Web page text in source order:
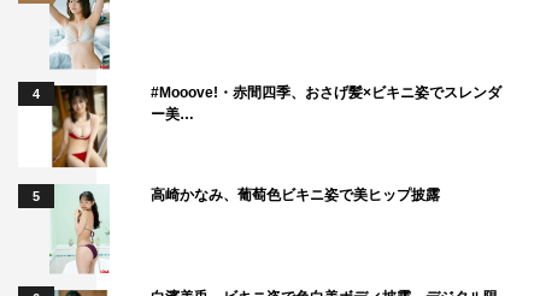
4
#Mooove!・赤間四季、おさげ髪×ビキニ姿でスレンダ
ー美…
5 高崎かなみ、葡萄色ビキニ姿で美ヒップ披露